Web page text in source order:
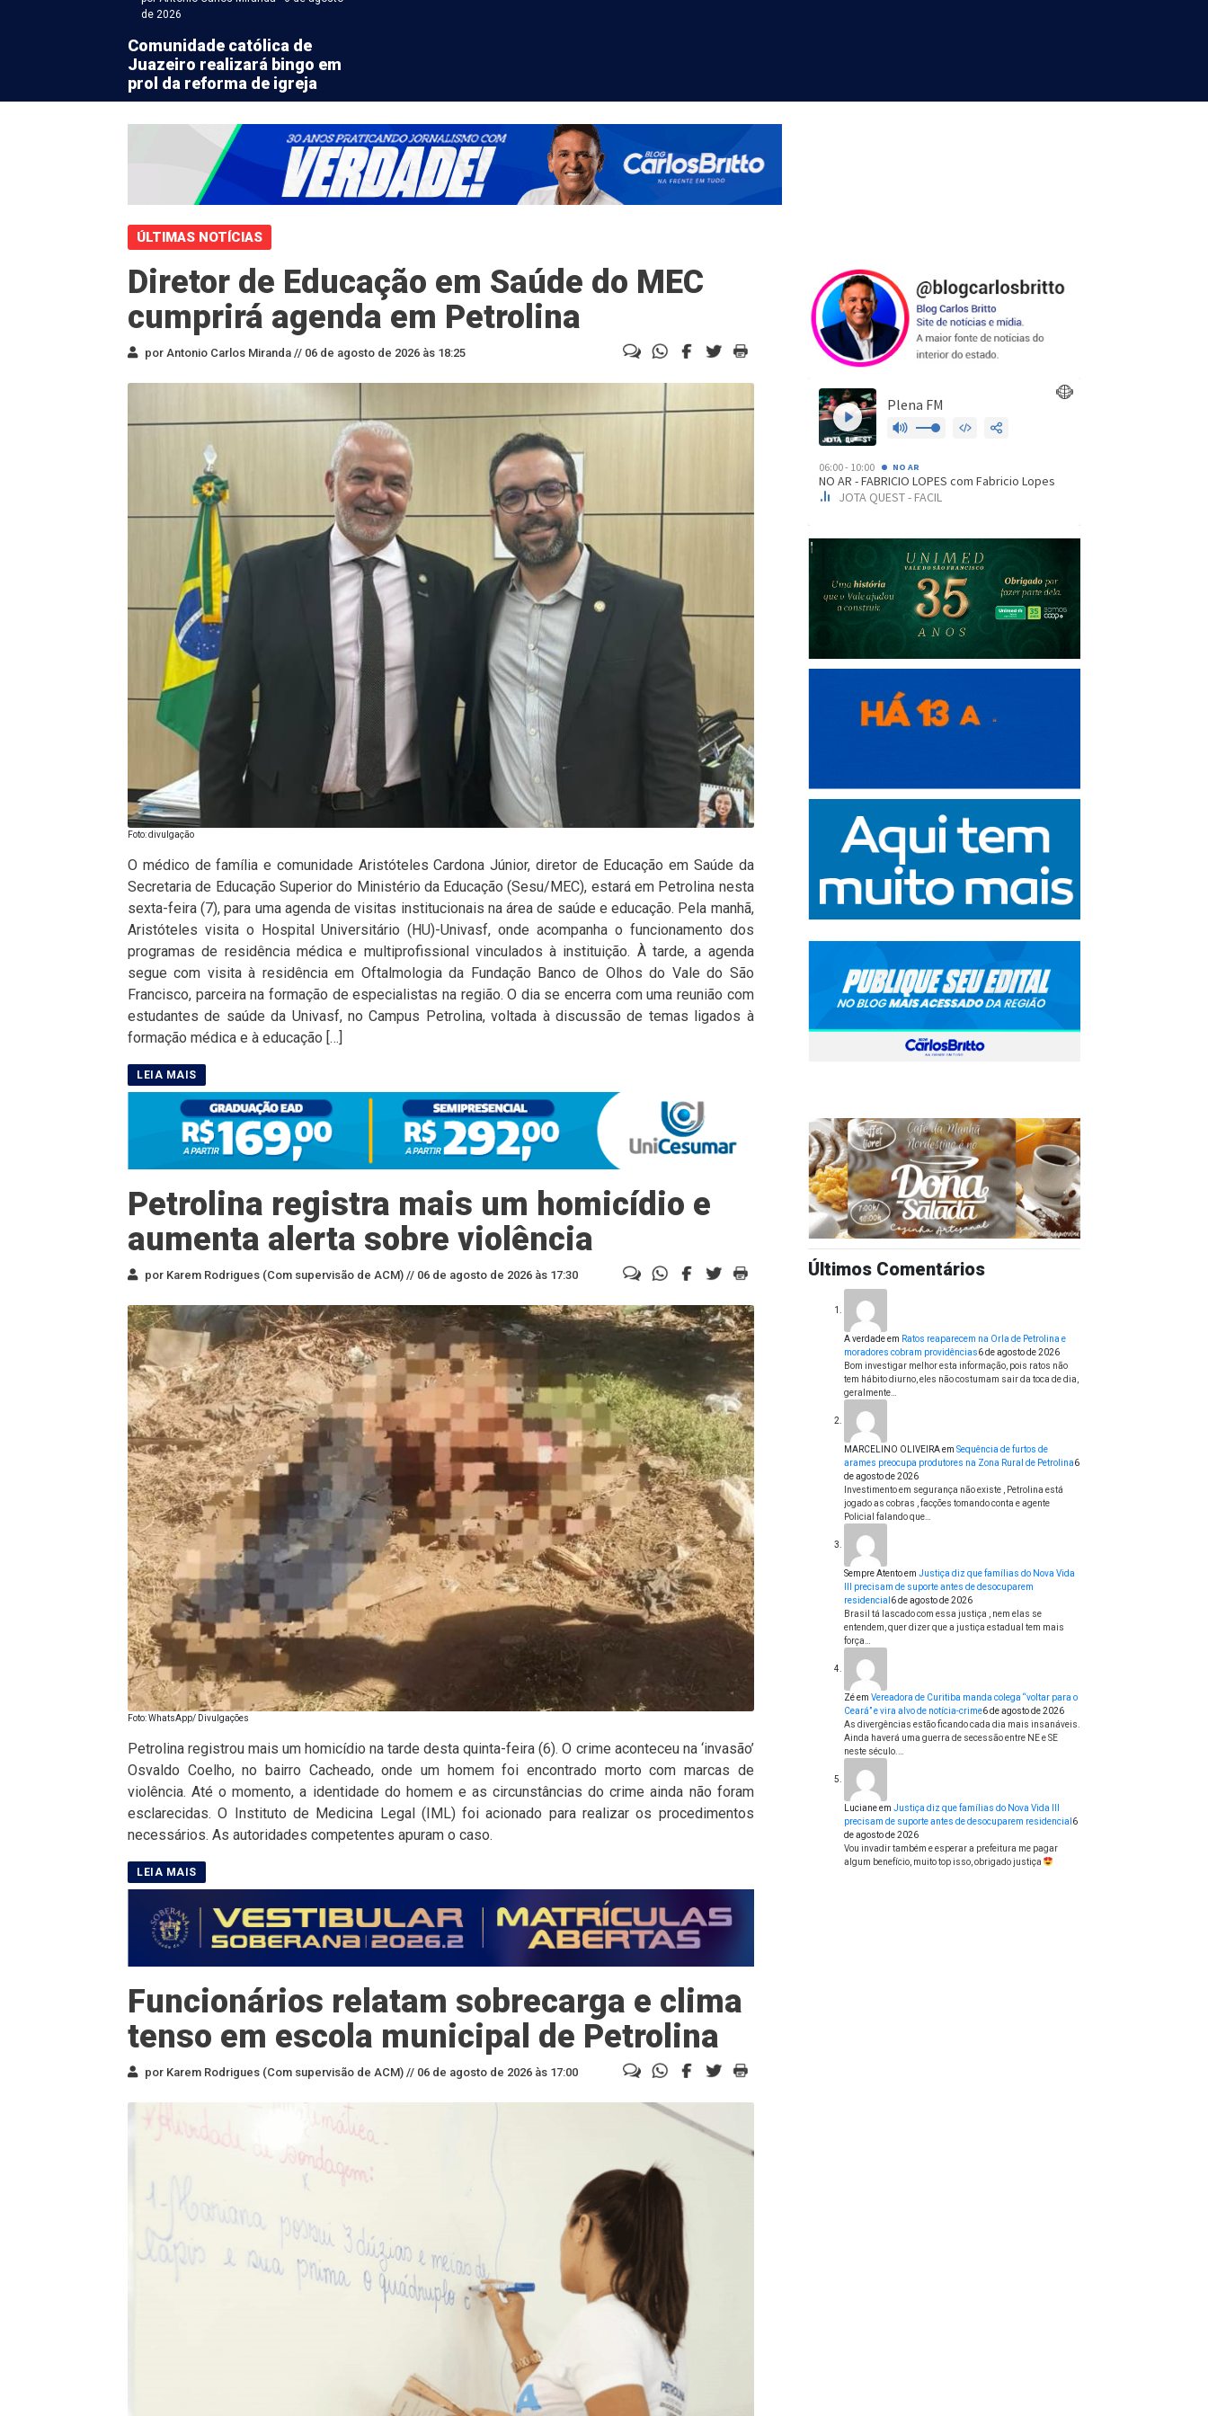
de 2026
Comunidade católica de
Juazeiro realizará bingo em
prol da reforma de igreja
ÚLTIMAS NOTÍCIAS
Diretor de Educação em Saúde do MEC
cumprirá agenda em Petrolina
por Antonio Carlos Miranda // 06 de agosto de 2026 às 18:25
Foto: divulgação
O médico de família e comunidade Aristóteles Cardona Júnior, diretor de Educação em Saúde da
Secretaria de Educação Superior do Ministério da Educação (Sesu/MEC), estará em Petrolina nesta
sexta-feira (7), para uma agenda de visitas institucionais na área de saúde e educação. Pela manhã,
Aristóteles visita o Hospital Universitário (HU)-Univasf, onde acompanha o funcionamento dos
programas de residência médica e multiprofissional vinculados à instituição. À tarde, a agenda
segue com visita à residência em Oftalmologia da Fundação Banco de Olhos do Vale do São
Francisco, parceira na formação de especialistas na região. O dia se encerra com uma reunião com
estudantes de saúde da Univasf, no Campus Petrolina, voltada à discussão de temas ligados à
formação médica e à educação […]
Petrolina registra mais um homicídio e
aumenta alerta sobre violência
por Karem Rodrigues (Com supervisão de ACM) // 06 de agosto de 2026 às 17:30
Foto: WhatsApp/ Divulgações
Petrolina registrou mais um homicídio na tarde desta quinta-feira (6). O crime aconteceu na ‘invasão’
Osvaldo Coelho, no bairro Cacheado, onde um homem foi encontrado morto com marcas de
violência. Até o momento, a identidade do homem e as circunstâncias do crime ainda não foram
esclarecidas. O Instituto de Medicina Legal (IML) foi acionado para realizar os procedimentos
necessários. As autoridades competentes apuram o caso.
Funcionários relatam sobrecarga e clima
tenso em escola municipal de Petrolina
por Karem Rodrigues (Com supervisão de ACM) // 06 de agosto de 2026 às 17:00
Últimos Comentários
A verdadeem Ratos reaparecem na Orla de Petrolina e
moradores cobram providências6 de agosto de 2026
Bom investigar melhor esta informação, pois ratos não
tem hábito diurno, eles não costumam sair da toca de dia,
geralmente…
MARCELINO OLIVEIRAem Sequência de furtos de
arames preocupa produtores na Zona Rural de Petrolina6
de agosto de 2026
Investimento em segurança não existe , Petrolina está
jogado as cobras , facções tomando conta e agente
Policial falando que…
Sempre Atentoem Justiça diz que famílias do Nova Vida
III precisam de suporte antes de desocuparem
residencial 6 de agosto de 2026
Brasil tá lascado com essa justiça , nem elas se
entendem, quer dizer que a justiça estadual tem mais
força…
Zéem Vereadora de Curitiba manda colega “voltar para o
Ceará” e vira alvo de notícia-crime6 de agosto de 2026
As divergências estão ficando cada dia mais insanáveis.
Ainda haverá uma guerra de secessão entre NE e SE
neste século.…
Lucianeem Justiça diz que famílias do Nova Vida III
precisam de suporte antes de desocuparem residencial 6
de agosto de 2026
Vou invadir também e esperar a prefeitura me pagar
algum benefício, muito top isso, obrigado justiça